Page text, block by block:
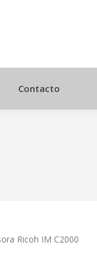
Contacto
Ricoh IM C2000